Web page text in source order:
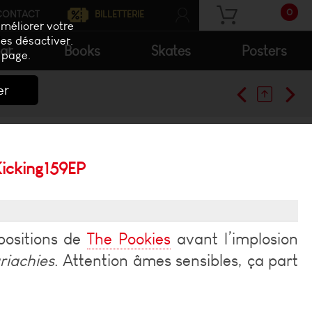
votre
désactiver.
0
BILLETTERIE
Books Skates Posters
deThe Pookies avant l’implosion
. Attention âmes sensibles, ça part